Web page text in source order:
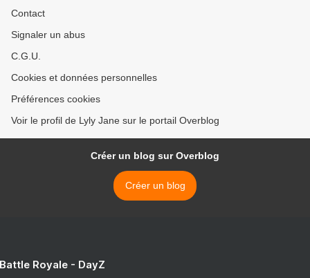
Contact
Signaler un abus
C.G.U.
Cookies et données personnelles
Préférences cookies
Voir le profil de Lyly Jane sur le portail Overblog
Créer un blog sur Overblog
Créer un blog
Royale - DayZ